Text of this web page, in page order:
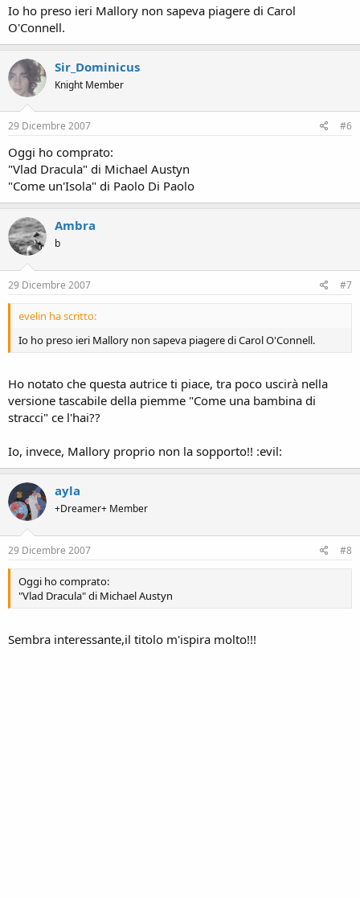
Io ho preso ieri Mallory non sapeva piagere di Carol
O'Connell.
Sir_Dominicus
Knight Member
29 Dicembre 2007 #6
Oggi ho comprato:
"Vlad Dracula" di Michael Austyn
"Come un'Isola" di Paolo Di Paolo
Ambra
b
29 Dicembre 2007 #7
evelin ha scritto:
Io ho preso ieri Mallory non sapeva piagere di Carol O'Connell.
Ho notato che questa autrice ti piace, tra poco uscirà nella
versione tascabile della piemme "Come una bambina di
stracci" ce l'hai??
Io, invece, Mallory proprio non la sopporto!! :evil:
ayla
+Dreamer+ Member
29 Dicembre 2007 #8
Oggi ho comprato:
"Vlad Dracula" di Michael Austyn
Sembra interessante,il titolo m'ispira molto!!!